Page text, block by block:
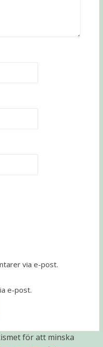
via e-post.
e-post.
för att minska